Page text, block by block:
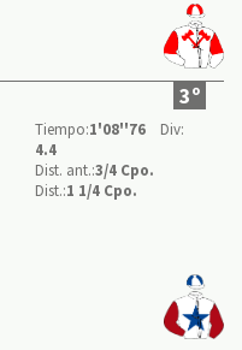
3º
Tiempo:1'08''76
Div:
4.4
Dist. ant.:3/4 Cpo.
Dist.:1 1/4 Cpo.